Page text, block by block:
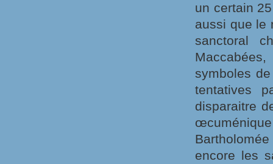
un certain
aussi que le
sanctoral
symboles
tentatives
disparaitre
encore les